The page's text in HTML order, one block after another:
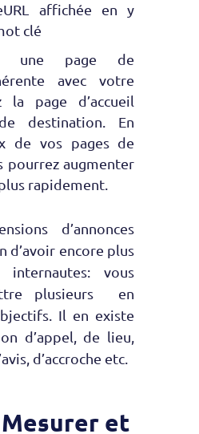
affichée en y
clé
à une page de
avec votre
page d’accueil
destination. En
de vos pages de
pourrez augmenter
rapidement.
d’annonces
d’avoir encore plus
vous
plusieurs en
Il en existe
d’appel, de lieu,
d’accroche etc.
Mesurer et